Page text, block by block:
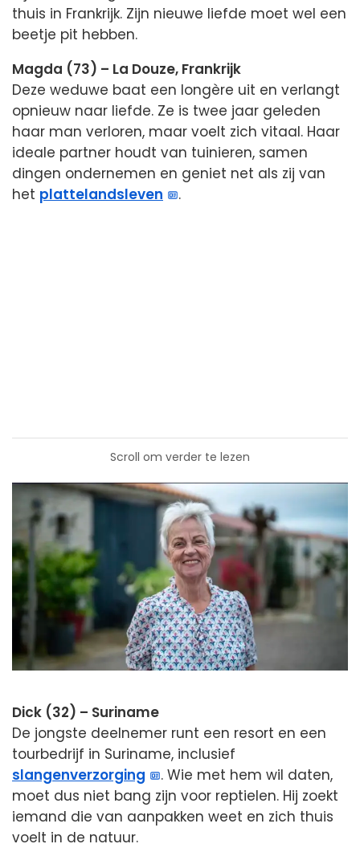
thuis in Frankrijk. Zijn nieuwe liefde moet wel een
beetje pit hebben.
Magda (73) – La Douze, Frankrijk
Deze weduwe baat een longère uit en verlangt
opnieuw naar liefde. Ze is twee jaar geleden
haar man verloren, maar voelt zich vitaal. Haar
ideale partner houdt van tuinieren, samen
dingen ondernemen en geniet net als zij van
het plattelandsleven .
Scroll om verder te lezen
Dick (32) – Suriname
De jongste deelnemer runt een resort en een
tourbedrijf in Suriname, inclusief
slangenverzorging
. Wie met hem wil daten,
moet dus niet bang zijn voor reptielen. Hij zoekt
iemand die van aanpakken weet en zich thuis
voelt in de natuur.